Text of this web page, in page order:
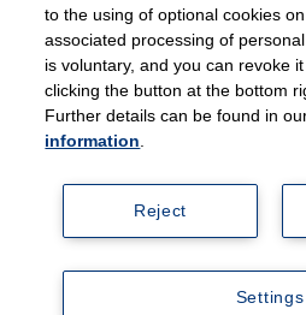
Teilnahmebedingungen
Datenschutz
Impressum
to the using of optional cookies
associated processing of
is voluntary, and you can revoke
clicking the button at the bottom
Further details can be found in
information
Reject
Settings